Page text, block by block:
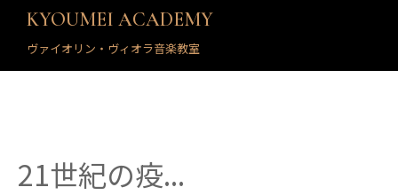
KYOUMEI ACADEMY
ヴァイオリン・ヴィオラ音楽教室
21世紀の疫...